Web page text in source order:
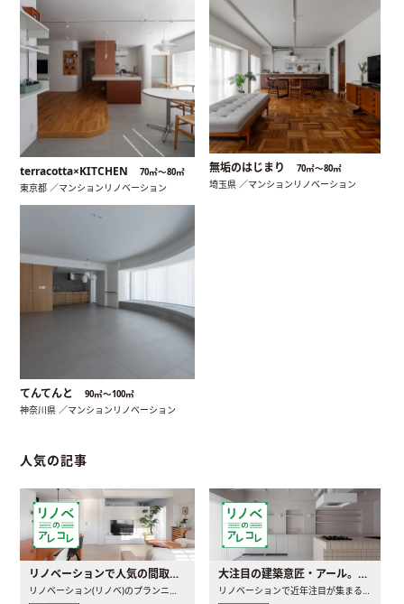
terracotta×KITCHEN 70㎡〜80㎡
東京都 ／マンションリノベーション
無垢のはじまり 70㎡〜80㎡
埼玉県 ／マンションリノベーション
てんてんと 90㎡〜100㎡
神奈川県 ／マンションリノベーション
人気の記事
リノベーションで人気の間取りとは？トレンドの間取りと実例を徹底解説
リノベーション(リノベ)のプランニングで一番最初に決めるのは..
大注目の建築意匠・アール。人気の理由と空間に取り入れるポイント
リノベーションで近年注目が集まる建築意匠の一つであるアール..